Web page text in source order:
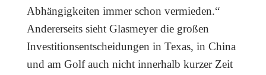
Abhängigkeiten immer schon vermieden.“
Andererseits sieht Glasmeyer die großen
Investitionsentscheidungen in Texas, in China
und am Golf auch nicht innerhalb kurzer Zeit